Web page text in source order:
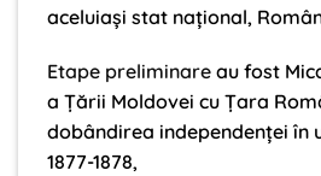
aceluiași stat național,
Etape preliminare au fost
a Țării Moldovei cu Țara
dobândirea independenței în
1877-1878,